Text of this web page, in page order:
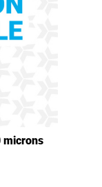
microns